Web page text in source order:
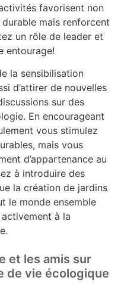
favorisent non
mais renforcent
un rôle de leader et
entourage!
la sensibilisation
d’attirer de nouvelles
sur des
En encourageant
vous stimulez
mais vous
d’appartenance au
à introduire des
la création de jardins
le monde ensemble
à la
et les amis sur
de vie écologique